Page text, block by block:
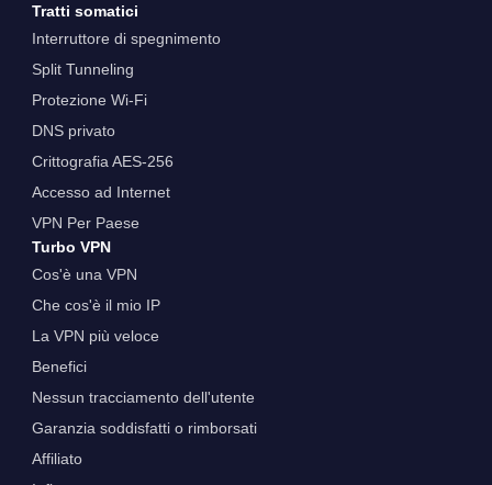
Tratti somatici
Interruttore di spegnimento
Split Tunneling
Protezione Wi-Fi
DNS privato
Crittografia AES-256
Accesso ad Internet
VPN Per Paese
Turbo VPN
Cos'è una VPN
Che cos'è il mio IP
La VPN più veloce
Benefici
Nessun tracciamento dell'utente
Garanzia soddisfatti o rimborsati
Affiliato